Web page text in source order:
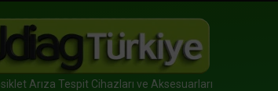
Arıza Tespit Cihazları ve Aksesuarları